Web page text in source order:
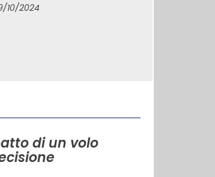
10/2024
di un volo